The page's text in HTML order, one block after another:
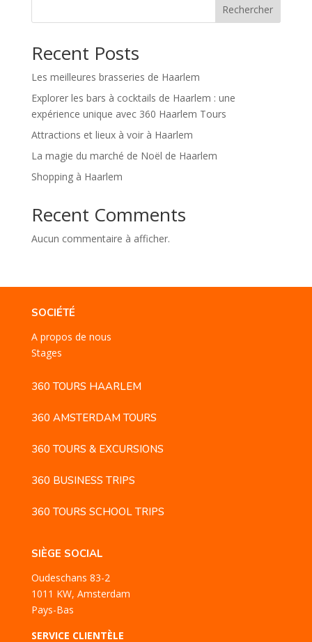
Rechercher
Recent Posts
Les meilleures brasseries de Haarlem
Explorer les bars à cocktails de Haarlem : une
expérience unique avec 360 Haarlem Tours
Attractions et lieux à voir à Haarlem
La magie du marché de Noël de Haarlem
Shopping à Haarlem
Recent Comments
Aucun commentaire à afficher.
SOCIÉTÉ
A propos de nous
Stages
360 TOURS HAARLEM
360 AMSTERDAM TOURS
360 TOURS & EXCURSIONS
360 BUSINESS TRIPS
360 TOURS SCHOOL TRIPS
SIÈGE SOCIAL
Oudeschans 83-2
1011 KW, Amsterdam
Pays-Bas
SERVICE CLIENTÈLE